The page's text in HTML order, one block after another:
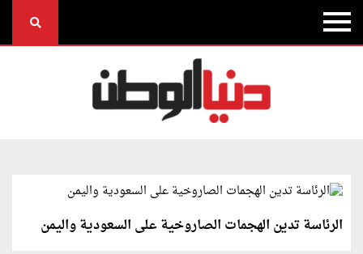
الرئاسة تدين الهجمات الصاروخية على السعودية واليمن